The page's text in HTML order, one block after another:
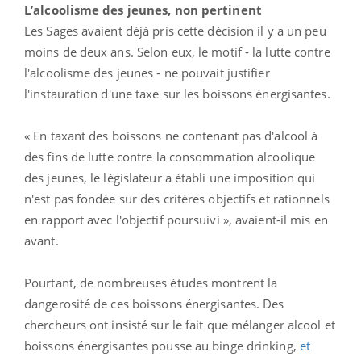
L’alcoolisme des jeunes, non pertinent
Les Sages avaient déjà pris cette décision il y a un peu
moins de deux ans. Selon eux, le motif - la lutte contre
l'alcoolisme des jeunes - ne pouvait justifier
l'instauration d'une taxe sur les boissons énergisantes.
« En taxant des boissons ne contenant pas d'alcool à
des fins de lutte contre la consommation alcoolique
des jeunes, le législateur a établi une imposition qui
n'est pas fondée sur des critères objectifs et rationnels
en rapport avec l'objectif poursuivi », avaient-il mis en
avant.
Pourtant, de nombreuses études montrent la
dangerosité de ces boissons énergisantes. Des
chercheurs ont insisté sur le fait que mélanger alcool et
boissons énergisantes pousse au binge drinking, et